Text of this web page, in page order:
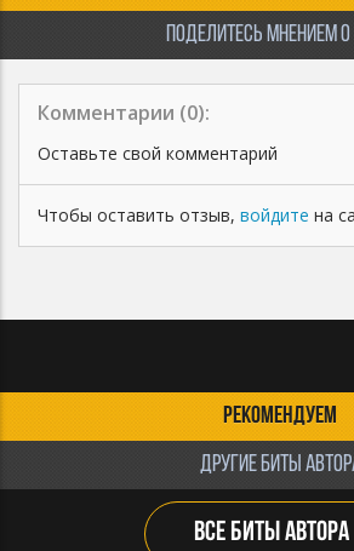
ПОДЕЛИТЕСЬ МНЕНИЕМ О
Комментарии (0):
Оставьте свой комментарий
Чтобы оставить отзыв, войдите на
РЕКОМЕНДУЕМ
ДРУГИЕ БИТЫ
ВСЕ БИТЫ АВТОРА